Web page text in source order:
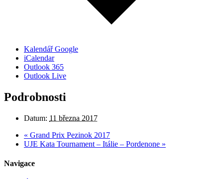
Kalendář Google
iCalendar
Outlook 365
Outlook Live
Podrobnosti
Datum: 11 března 2017
« Grand Prix Pezinok 2017
UJE Kata Tournament – Itálie – Pordenone »
Navigace